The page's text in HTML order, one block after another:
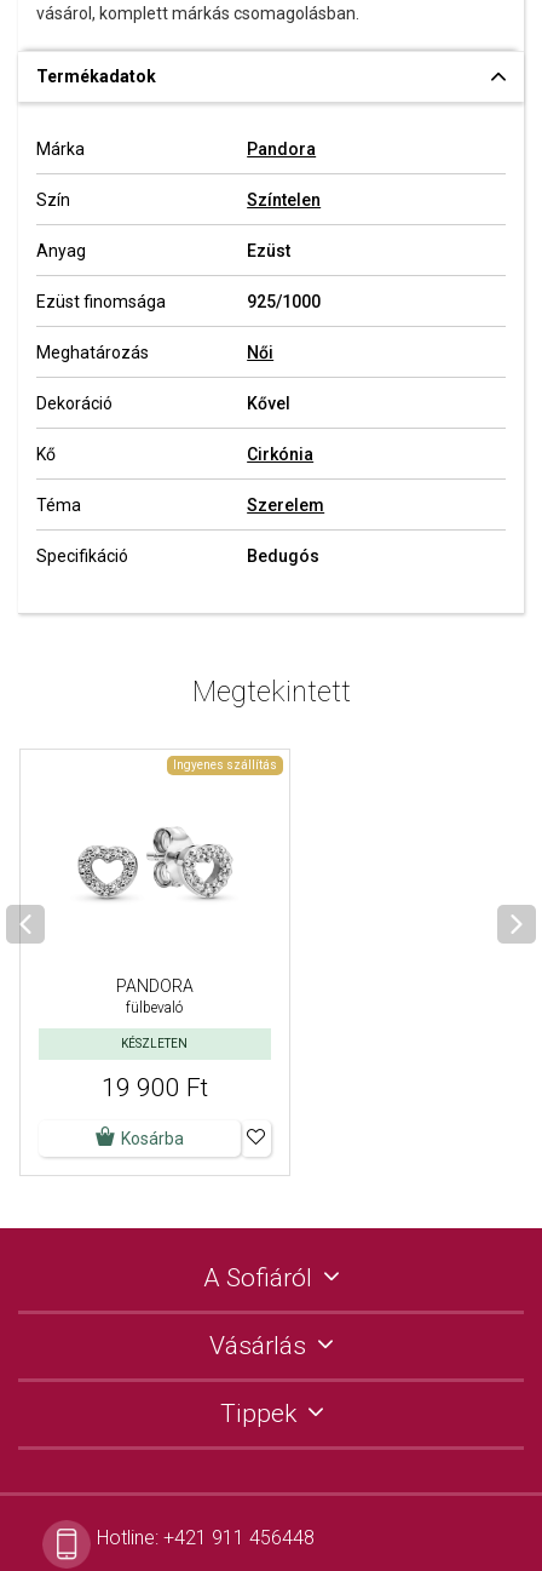
vásárol, komplett márkás csomagolásban.
Termékadatok
Márka Pandora
Szín Színtelen
Anyag Ezüst
Ezüst finomsága 925/1000
Meghatározás Női
Dekoráció Kővel
Kő Cirkónia
Téma Szerelem
Specifikáció Bedugós
Megtekintett
Ingyenes szállítás
PANDORA
fülbevaló
KÉSZLETEN
19 900 Ft
Kosárba
A Sofiáról
Vásárlás
Tippek
Hotline: +421 911 456448